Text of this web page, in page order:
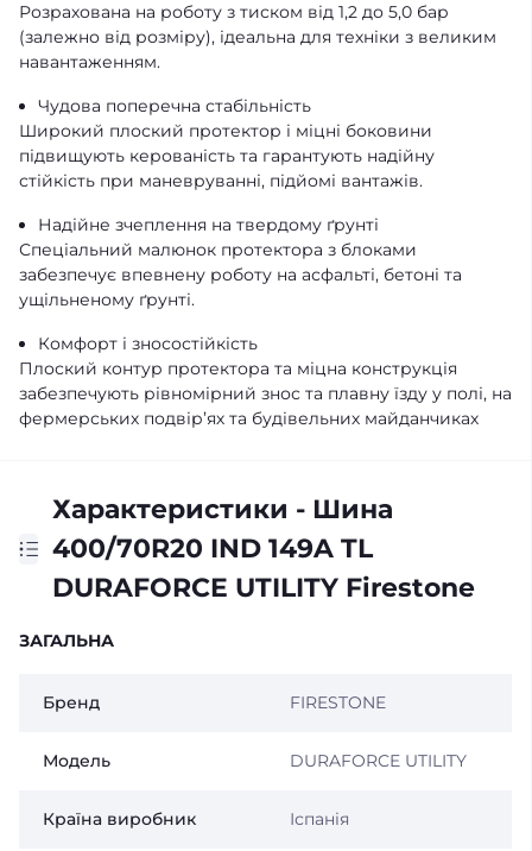
Розрахована на роботу з тиском від 1,2 до 5,0 бар
(залежно від розміру), ідеальна для техніки з великим
навантаженням.
Чудова поперечна стабільність
Широкий плоский протектор і міцні боковини
підвищують керованість та гарантують надійну
стійкість при маневруванні, підйомі вантажів.
Надійне зчеплення на твердому ґрунті
Спеціальний малюнок протектора з блоками
забезпечує впевнену роботу на асфальті, бетоні та
ущільненому ґрунті.
Комфорт і зносостійкість
Плоский контур протектора та міцна конструкція
забезпечують рівномірний знос та плавну їзду у полі, на
фермерських подвір’ях та будівельних майданчиках
Характеристики - Шина
400/70R20 IND 149A TL
DURAFORCE UTILITY Firestone
ЗАГАЛЬНА
Бренд FIRESTONE
Модель DURAFORCE UTILITY
Країна виробник Іспанія